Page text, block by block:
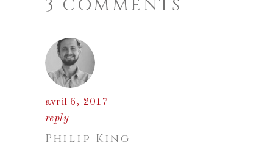
3 COMMENTS
avril 6, 2017
reply
Philip King